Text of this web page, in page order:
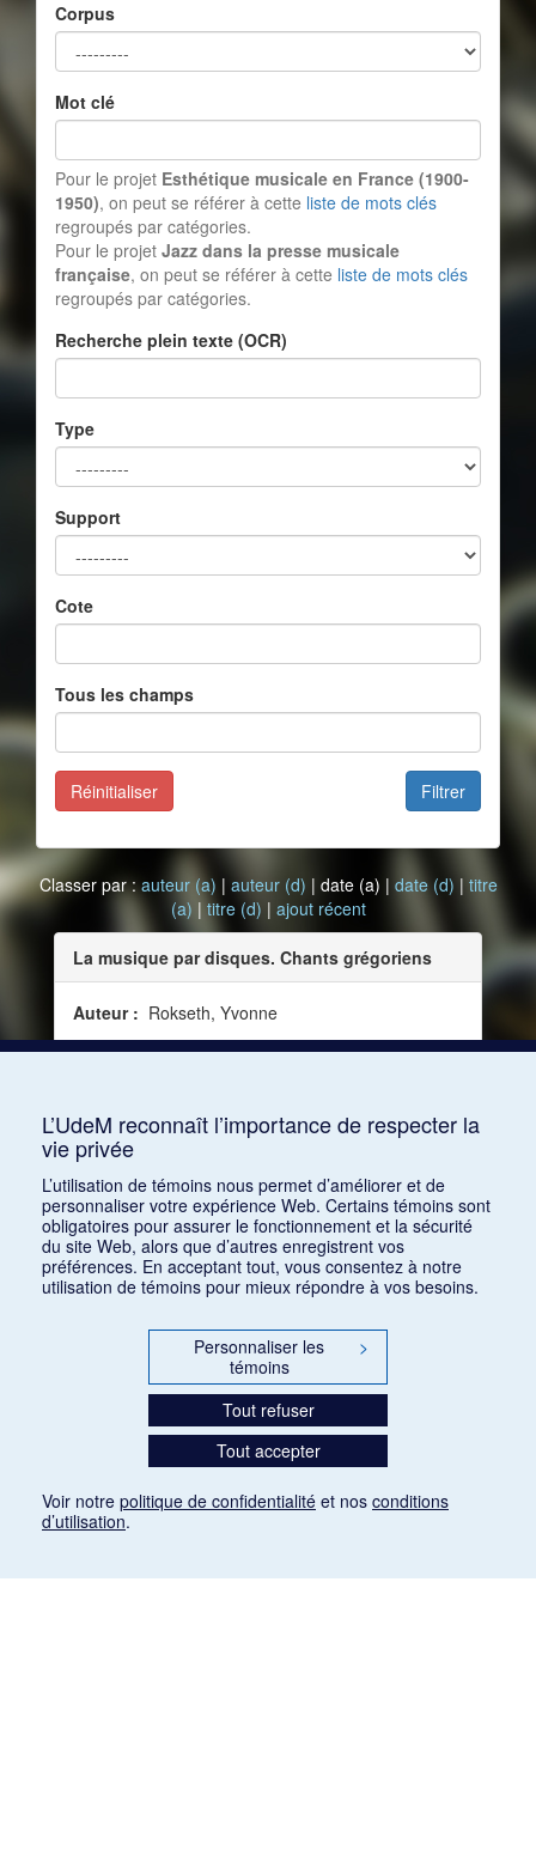
Corpus
Mot clé
Pour le projet Esthétique musicale en France (1900-
1950), on peut se référer à cette liste de mots clés
regroupés par catégories.
Pour le projet Jazz dans la presse musicale
française, on peut se référer à cette liste de mots clés
regroupés par catégories.
Recherche plein texte (OCR)
Type
Support
Cote
Tous les champs
Filtrer
Réinitialiser
Classer par :auteur (a) | auteur (d) | date (a) | date (d) | titre
(a) | titre (d) | ajout récent
La musique par disques. Chants grégoriens
Auteur : Rokseth, Yvonne
Date :1931-10
L’UdeM reconnaît l’importance de respecter la
vie privée
L’utilisation de témoins nous permet d’améliorer et de
personnaliser votre expérience Web. Certains témoins sont
obligatoires pour assurer le fonctionnement et la sécurité
du site Web, alors que d’autres enregistrent vos
préférences. En acceptant tout, vous consentez à notre
utilisation de témoins pour mieux répondre à vos besoins.
Personnaliser les
témoins
>
Tout refuser
Tout accepter
Voir notre politique de confidentialité et nos conditions
d’utilisation.